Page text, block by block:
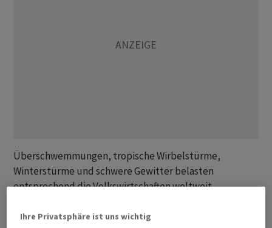
Überschwemmungen, tropische Wirbelstürme,
Winterstürme und schwere Gewitter belasten
entsprechend die Volkswirtschaften weltweit.
Aber auch in der Schweiz sind die Kosten relativ hoch.
Ihre Privatsphäre ist uns wichtig